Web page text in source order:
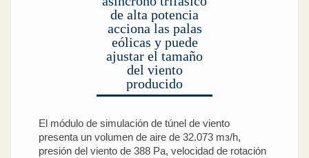
de alta potencia
acciona las palas
eólicas y puede
ajustar el tamaño
del viento
producido
El módulo de simulación de túnel de viento
presenta un volumen de aire de 32.073 mз/h,
presión del viento de 388 Pa, velocidad de rotación